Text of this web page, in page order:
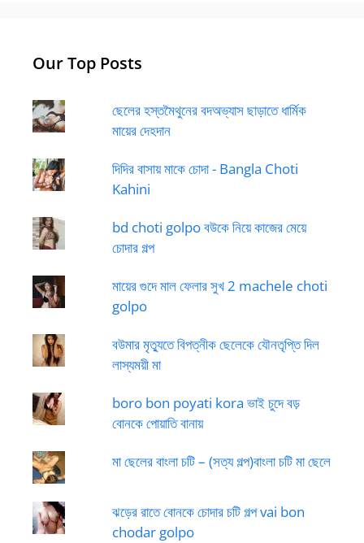
Our Top Posts
ছেলের হস্তমৈথুনের বদঅভ্যাস ছাড়াতে ধার্মিক
মায়ের দেহদান
দিদির বাসায় মাকে চোদা - Bangla Choti
Kahini
bd choti golpo বউকে নিয়ে কাজের মেয়ে
চোদার গল্প
মায়ের গুদে মাল ফেলার সুখ 2 machele choti
golpo
বউমার মৃত্যুতে বিপত্নীক ছেলেকে যৌনতৃপ্তি দিল
লাস্যময়ী মা
boro bon poyati kora ভাই চুদে বড়
বোনকে পোয়াতি বানায়
মা ছেলের বাংলা চটি – (সত্য গল্প)বাংলা চটি মা ছেলে
ঝড়ের রাতে বোনকে চোদার চটি গল্প vai bon
chodar golpo